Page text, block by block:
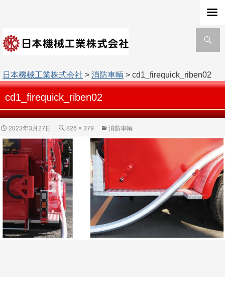
索
日本機械工業株式会社 > 消防車輌 > cd1_firequick_riben02
cd1_firequick_riben02
2023年3月27日 826 × 379 消防車輌